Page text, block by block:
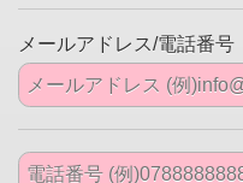
メールアドレス/電話番号